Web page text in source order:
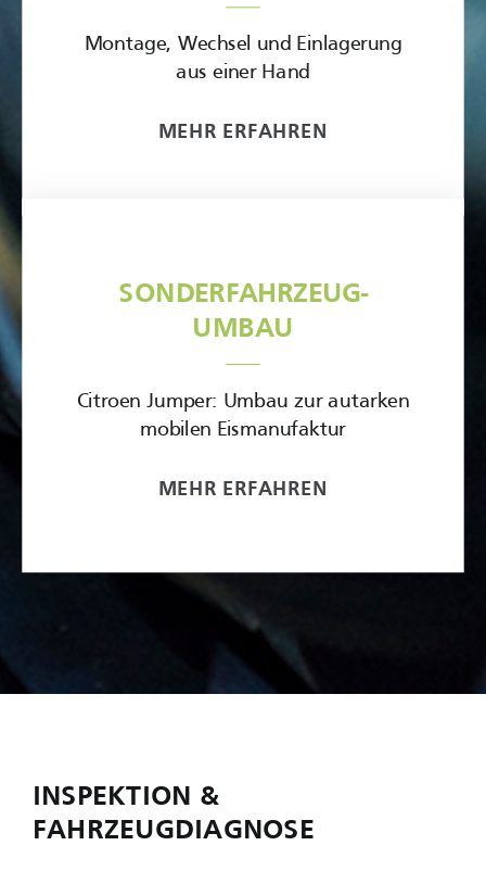
Montage, Wechsel und Einlagerung
aus einer Hand
MEHR ERFAHREN
SONDERFAHRZEUG-
UMBAU
Citroen Jumper: Umbau zur autarken
mobilen Eismanufaktur
MEHR ERFAHREN
INSPEKTION &
FAHRZEUGDIAGNOSE